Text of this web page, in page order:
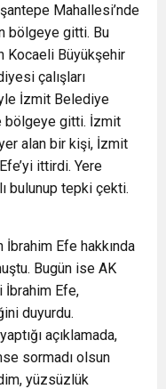
Mahallesi’nde
bölgeye gitti. Bu
Kocaeli Büyükşehir
çalışları
İzmit Belediye
bölgeye gitti. İzmit
alan bir kişi, İzmit
ittirdi. Yere
bulunup tepki çekti.
İbrahim Efe hakkında
Bugün ise AK
Efe,
duyurdu.
açıklamada,
sormadı olsun
yüzsüzlük